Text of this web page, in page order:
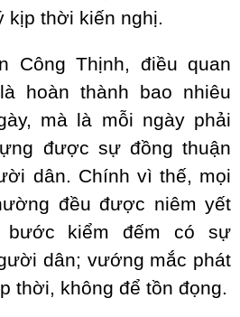
kịp thời kiến nghị.
Công Thịnh, điều quan
hoàn thành bao nhiêu
mà là mỗi ngày phải
được sự đồng thuận
dân. Chính vì thế, mọi
đều được niêm yết
bước kiểm đếm có sự
dân; vướng mắc phát
thời, không để tồn đọng.